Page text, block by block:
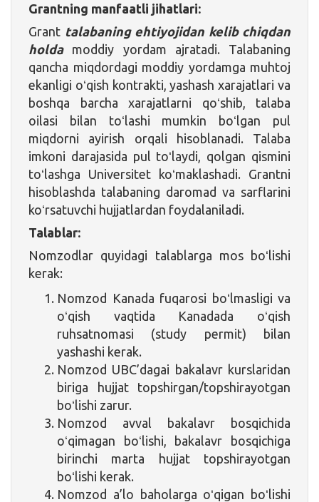
Grantning manfaatli jihatlari:
Grant talabaning ehtiyojidan kelib chiqdan
holdamoddiy yordam ajratadi. Talabaning
qancha miqdordagi moddiy yordamga muhtoj
ekanligi oʻqish kontrakti, yashash xarajatlari va
boshqa barcha xarajatlarni qoʻshib, talaba
oilasi bilan toʻlashi mumkin boʻlgan pul
miqdorni ayirish orqali hisoblanadi. Talaba
imkoni darajasida pul toʻlaydi, qolgan qismini
toʻlashga Universitet koʻmaklashadi. Grantni
hisoblashda talabaning daromad va sarflarini
koʻrsatuvchi hujjatlardan foydalaniladi.
Talablar:
Nomzodlar quyidagi talablarga mos boʻlishi
kerak:
Nomzod Kanada fuqarosi boʻlmasligi va
oʻqish vaqtida Kanadada oʻqish
ruhsatnomasi (study permit) bilan
yashashi kerak.
Nomzod UBC’dagai bakalavr kurslaridan
biriga hujjat topshirgan/topshirayotgan
boʻlishi zarur.
Nomzod avval bakalavr bosqichida
oʻqimagan boʻlishi, bakalavr bosqichiga
birinchi marta hujjat topshirayotgan
boʻlishi kerak.
Nomzod a’lo baholarga oʻqigan boʻlishi